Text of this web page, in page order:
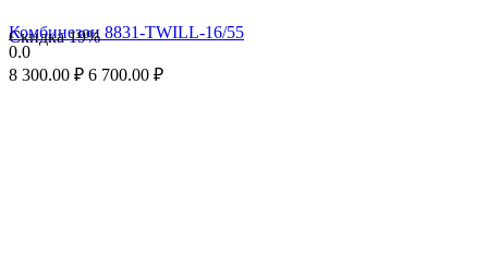
Скидка19%
Комбинезон 8831-TWILL-16/55
0.0
8 300.00 ₽ 6 700.00 ₽